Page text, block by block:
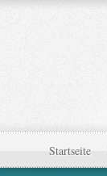
Startseite